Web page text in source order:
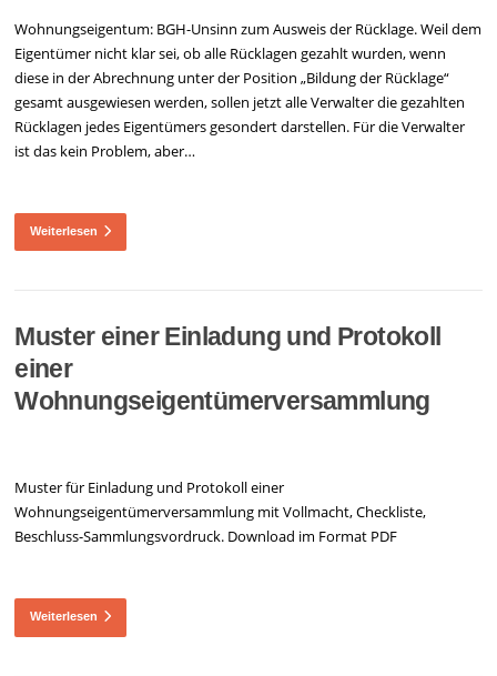
Wohnungseigentum: BGH-Unsinn zum Ausweis der Rücklage. Weil dem
Eigentümer nicht klar sei, ob alle Rücklagen gezahlt wurden, wenn
diese in der Abrechnung unter der Position „Bildung der Rücklage“
gesamt ausgewiesen werden, sollen jetzt alle Verwalter die gezahlten
Rücklagen jedes Eigentümers gesondert darstellen. Für die Verwalter
ist das kein Problem, aber…
Weiterlesen
Muster einer Einladung und Protokoll
einer
Wohnungseigentümerversammlung
Muster für Einladung und Protokoll einer
Wohnungseigentümerversammlung mit Vollmacht, Checkliste,
Beschluss-Sammlungsvordruck. Download im Format PDF
Weiterlesen